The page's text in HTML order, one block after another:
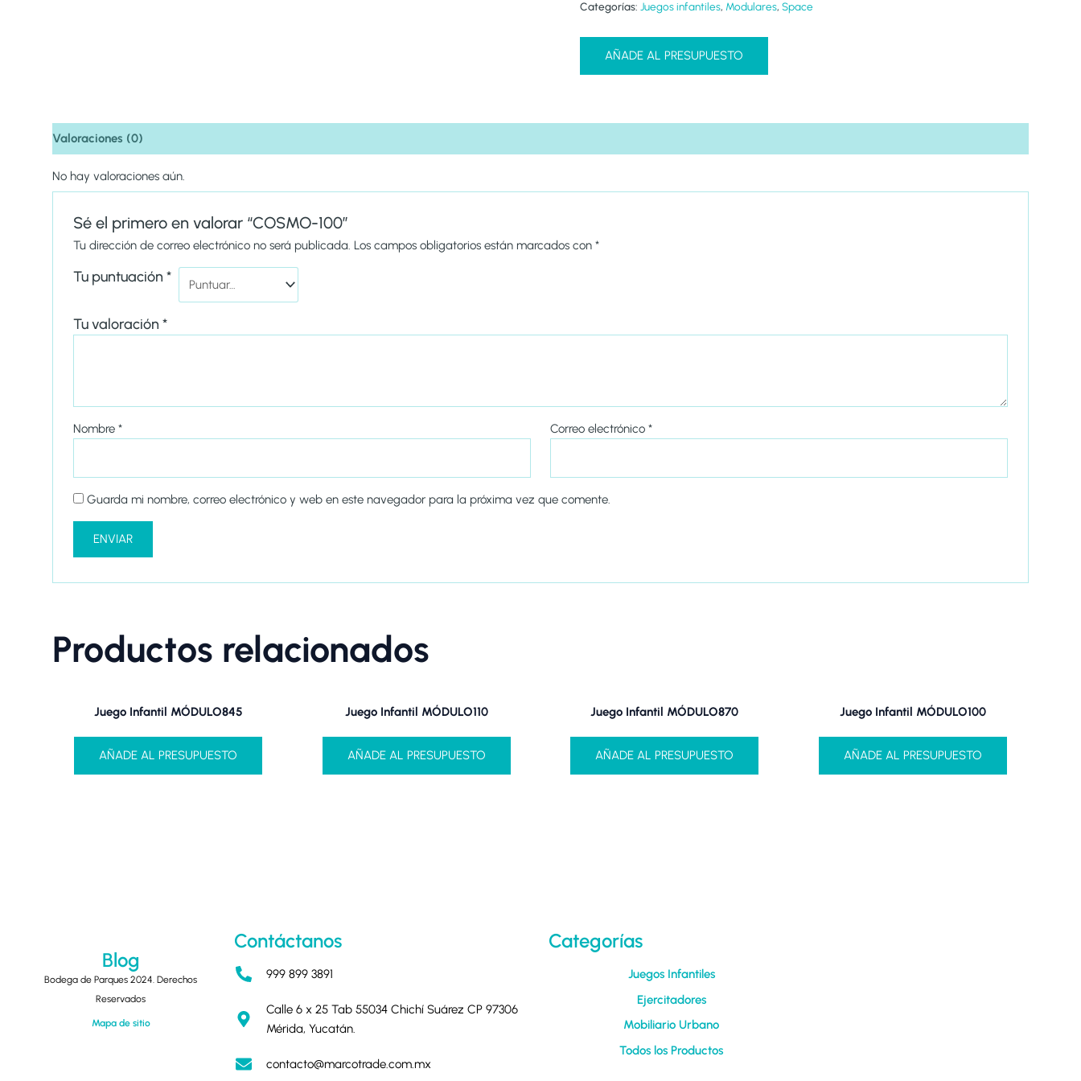
Categorías: Juegos infantiles, Modulares, Space
AÑADE AL PRESUPUESTO
Valoraciones (0)
No hay valoraciones aún.
Sé el primero en valorar “COSMO-100”
Tu dirección de correo electrónico no será publicada. Los campos obligatorios están marcados con*
Tu puntuación*
Tu valoración*
Nombre* Correo electrónico *
Guarda mi nombre, correo electrónico y web en este navegador para la próxima vez que comente.
Productos relacionados
Juego Infantil MÓDULO845
AÑADE AL PRESUPUESTO
Juego Infantil MÓDULO110
AÑADE AL PRESUPUESTO
Juego Infantil MÓDULO870
AÑADE AL PRESUPUESTO
Juego Infantil MÓDULO100
AÑADE AL PRESUPUESTO
Blog
Bodega de Parques 2024. Derechos
Reservados
Mapa de sitio
Contáctanos
999 899 3891
Calle 6 x 25 Tab 55034 Chichí Suárez CP 97306
Mérida, Yucatán.
contacto@marcotrade.com.mx
Categorías
Juegos Infantiles
Ejercitadores
Mobiliario Urbano
Todos los Productos